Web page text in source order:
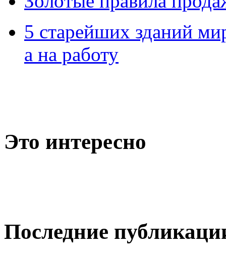
5 старейших зданий
а на работу
Это интересно
Последние